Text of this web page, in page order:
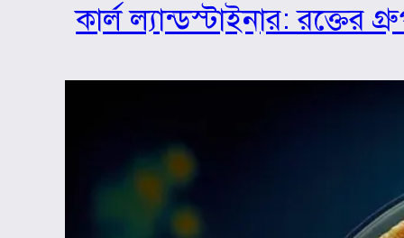
কার্ল ল্যান্ডস্টাইনার: রক্তের